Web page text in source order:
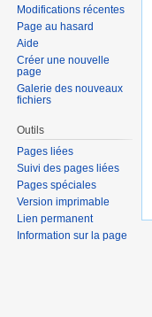
Modifications récentes
Page au hasard
Aide
Créer une nouvelle
page
Galerie des nouveaux
fichiers
Outils
Pages liées
Suivi des pages liées
Pages spéciales
Version imprimable
Lien permanent
Information sur la page